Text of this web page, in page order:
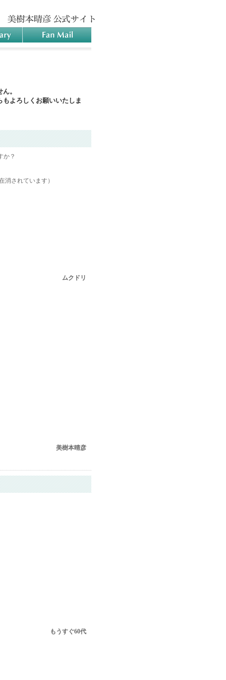
。
よろしくお願いいたしま
か？
消されています）
ムクドリ
美樹本晴彦
もうすぐ60代